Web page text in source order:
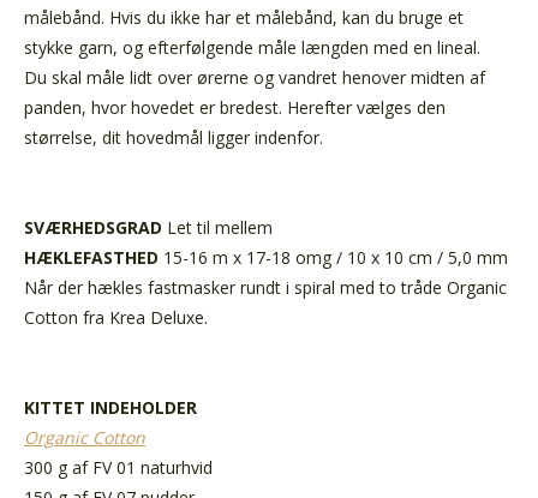
målebånd. Hvis du ikke har et målebånd, kan du bruge et
stykke garn, og efterfølgende måle længden med en lineal.
Du skal måle lidt over ørerne og vandret henover midten af
panden, hvor hovedet er bredest. Herefter vælges den
størrelse, dit hovedmål ligger indenfor.
SVÆRHEDSGRAD Let til mellem
HÆKLEFASTHED 15-16 m x 17-18 omg / 10 x 10 cm / 5,0 mm
Når der hækles fastmasker rundt i spiral med to tråde Organic
Cotton fra Krea Deluxe.
KITTET INDEHOLDER
Organic Cotton
300 g af FV 01 naturhvid